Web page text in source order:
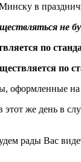
в
не
по
по
оформленные
же день в
рады Вас